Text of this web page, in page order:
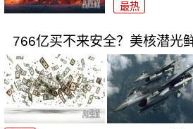
最热
766亿买不来安全？美核潜光